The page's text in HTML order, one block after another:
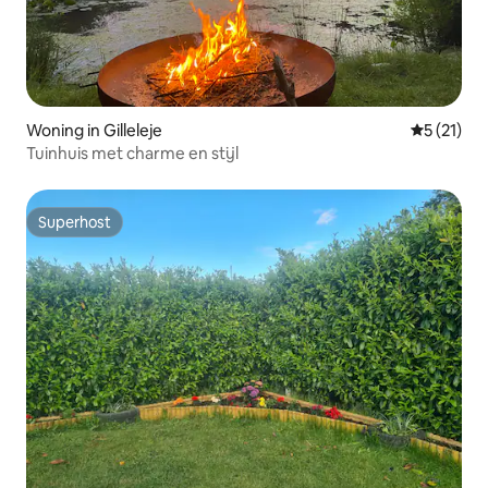
Woning in Gilleleje
5 (21)
Tuinhuis met charme en stijl
Superhost
Superhost